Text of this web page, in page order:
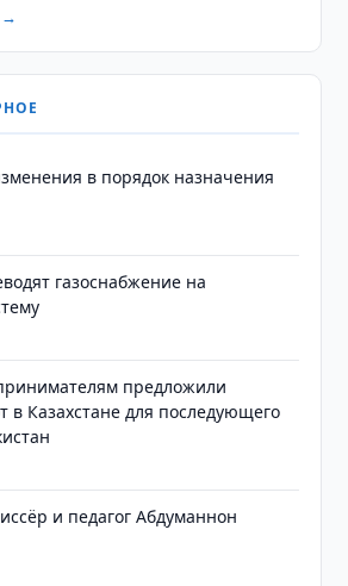
→
в порядок назначения
газоснабжение на
предложили
в Казахстане для последующего
и педагог Абдуманнон